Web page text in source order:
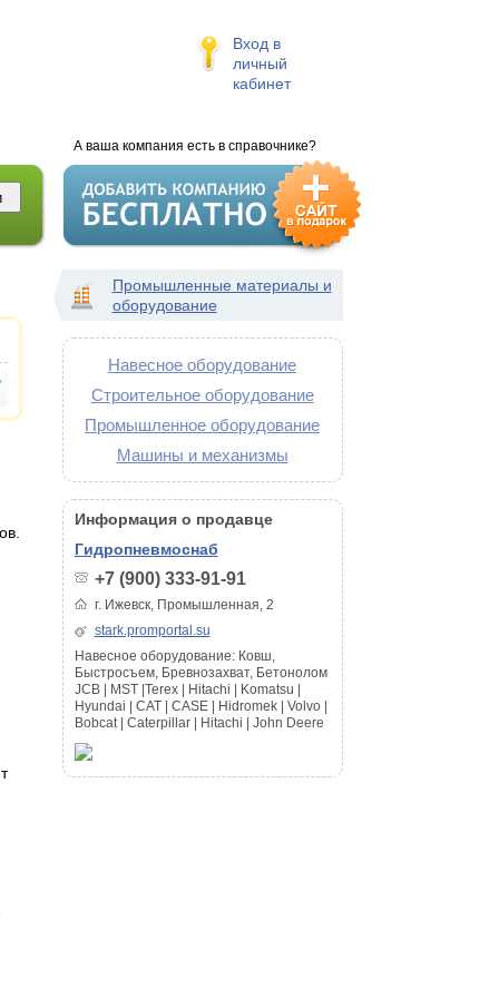
Вход в
личный
кабинет
А ваша компания есть в справочнике?
Промышленные материалы и
оборудование
Навесное оборудование
Строительное оборудование
Промышленное оборудование
Машины и механизмы
Информация о продавце
Гидропневмоснаб
+7 (900) 333-91-91
г. Ижевск, Промышленная, 2
stark.promportal.su
Навесное оборудование: Ковш,
Быстросъем, Бревнозахват, Бетонолом
JCB | MST |Terex | Hitachi | Komatsu |
Hyundai | CAT | CASE | Hidromek | Volvo |
Bobcat | Caterpillar | Hitachi | John Deere